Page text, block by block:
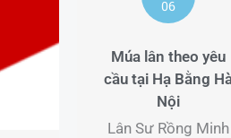
Múa lân theo yêu
cầu tại Hạ Bằng Hà
Lân Sư Rồng Minh